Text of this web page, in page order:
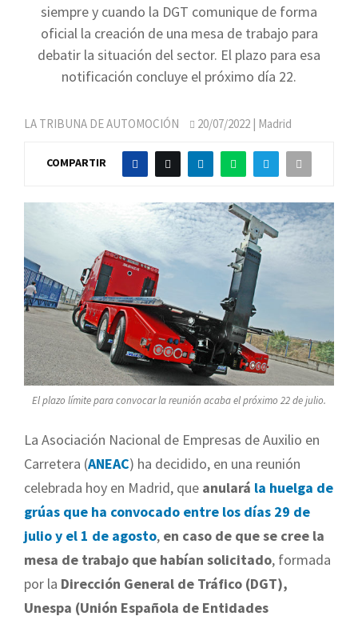
siempre y cuando la DGT comunique de forma
oficial la creación de una mesa de trabajo para
debatir la situación del sector. El plazo para esa
notificación concluye el próximo día 22.
LA TRIBUNA DE AUTOMOCIÓN 20/07/2022 | Madrid
COMPARTIR
El plazo límite para convocar la reunión acaba el próximo 22 de julio.
La Asociación Nacional de Empresas de Auxilio en
Carretera (ANEAC) ha decidido, en una reunión
celebrada hoy en Madrid, que anulará la huelga de
grúas que ha convocado entre los días 29 de
julio y el 1 de agosto, en caso de que se cree la
mesa de trabajo que habían solicitado, formada
por la Dirección General de Tráfico (DGT),
Unespa (Unión Española de Entidades